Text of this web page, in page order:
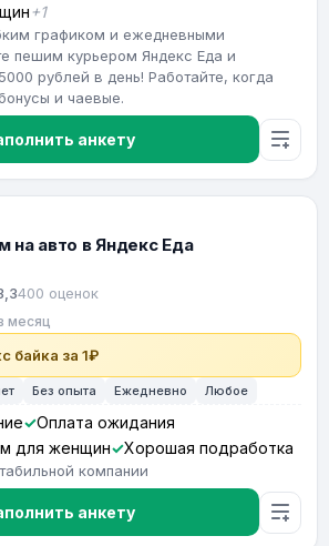
+1
графиком и ежедневными
пешим курьером Яндекс Еда и
рублей в день! Работайте, когда
и чаевые.
анкету
на авто в Яндекс Еда
400 оценок
месяц
байка за 1₽
Без опыта Ежедневно Любое
Оплата ожидания
для женщин
Хорошая подработка
компании
анкету